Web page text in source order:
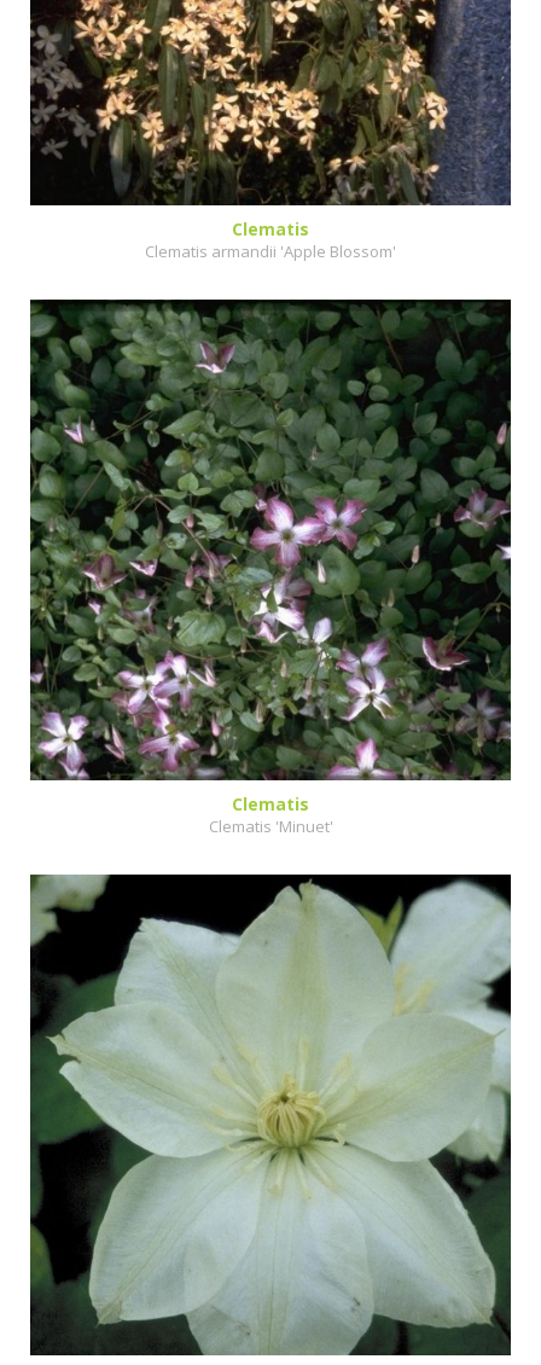
Clematis
Clematis armandii 'Apple Blossom'
Clematis
Clematis 'Minuet'